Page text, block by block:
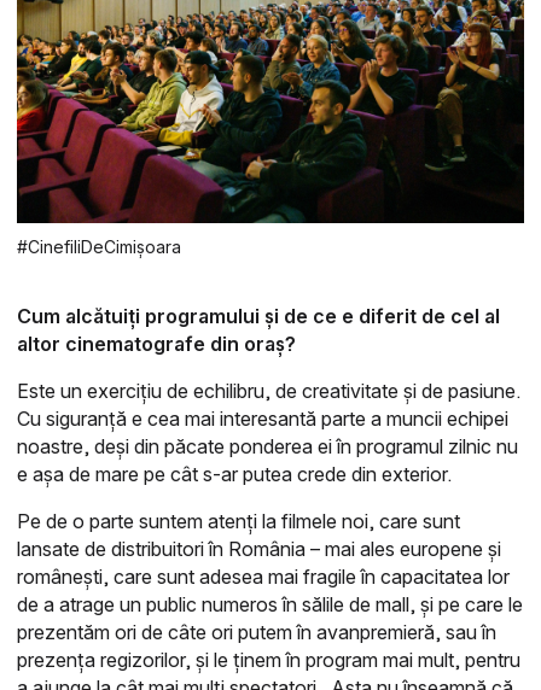
#CinefiliDeCimișoara
Cum alcătuiți programului și de ce e diferit de cel al
altor cinematografe din oraș?
Este un exercițiu de echilibru, de creativitate și de pasiune.
Cu siguranță e cea mai interesantă parte a muncii echipei
noastre, deși din păcate ponderea ei în programul zilnic nu
e așa de mare pe cât s-ar putea crede din exterior.
Pe de o parte suntem atenți la filmele noi, care sunt
lansate de distribuitori în România – mai ales europene și
românești, care sunt adesea mai fragile în capacitatea lor
de a atrage un public numeros în sălile de mall, și pe care le
prezentăm ori de câte ori putem în avanpremieră, sau în
prezența regizorilor, și le ținem în program mai mult, pentru